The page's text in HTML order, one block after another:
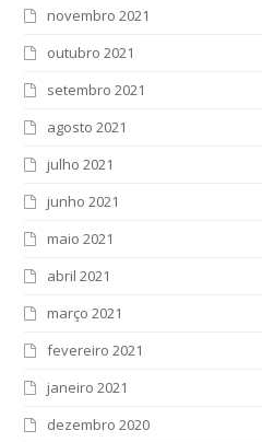
novembro 2021
outubro 2021
setembro 2021
agosto 2021
julho 2021
junho 2021
maio 2021
abril 2021
março 2021
fevereiro 2021
janeiro 2021
dezembro 2020